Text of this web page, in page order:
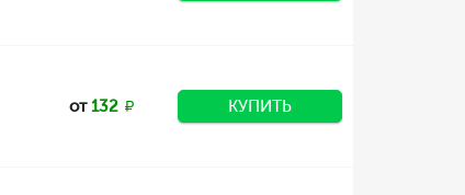
от132 КУПИТЬ